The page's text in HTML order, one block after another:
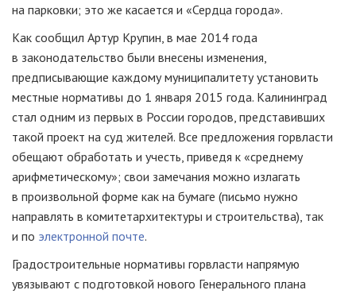
на парковки; это же касается и «Сердца города».
Как сообщил Артур Крупин, в мае 2014 года
в законодательство были внесены изменения,
предписывающие каждому муниципалитету установить
местные нормативы до 1 января 2015 года. Калининград
стал одним из первых в России городов, представивших
такой проект на суд жителей. Все предложения горвласти
обещают обработать и учесть, приведя к «среднему
арифметическому»; свои замечания можно излагать
в произвольной форме как на бумаге (письмо нужно
направлять в комитетархитектуры и строительства), так
и по электронной почте.
Градостроительные нормативы горвласти напрямую
увязывают с подготовкой нового Генерального плана